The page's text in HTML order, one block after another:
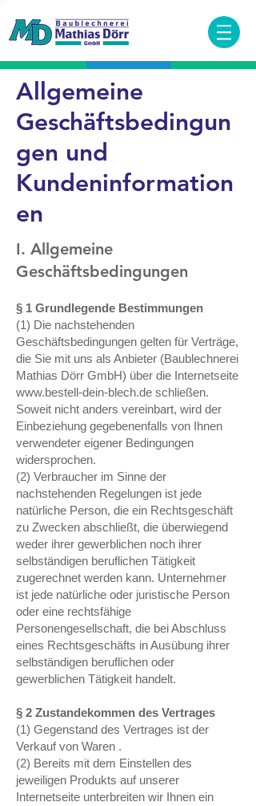
Allgemeine
Geschäftsbedingun
gen und
Kundeninformation
en
​I. Allgemeine
Geschäftsbedingungen
§ 1 Grundlegende Bestimmungen
(1) Die nachstehenden
Geschäftsbedingungen gelten für Verträge,
die Sie mit uns als Anbieter (Baublechnerei
Mathias Dörr GmbH) über die Internetseite
www.bestell-dein-blech.de schließen.
Soweit nicht anders vereinbart, wird der
Einbeziehung gegebenenfalls von Ihnen
verwendeter eigener Bedingungen
widersprochen.
(2) Verbraucher im Sinne der
nachstehenden Regelungen ist jede
natürliche Person, die ein Rechtsgeschäft
zu Zwecken abschließt, die überwiegend
weder ihrer gewerblichen noch ihrer
selbständigen beruflichen Tätigkeit
zugerechnet werden kann. Unternehmer
ist jede natürliche oder juristische Person
oder eine rechtsfähige
Personengesellschaft, die bei Abschluss
eines Rechtsgeschäfts in Ausübung ihrer
selbständigen beruflichen oder
gewerblichen Tätigkeit handelt.
§ 2 Zustandekommen des Vertrages
(1) Gegenstand des Vertrages ist der
Verkauf von Waren .
(2) Bereits mit dem Einstellen des
jeweiligen Produkts auf unserer
Internetseite unterbreiten wir Ihnen ein